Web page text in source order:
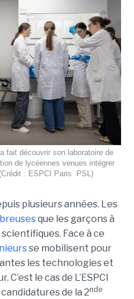
a fait découvrir son laboratoire de
de lycéennes venues intégrer
: ESPCI Paris  PSL)
plusieurs années. Les
que les garçons à
Face à ce
se mobilisent pour
les technologies et
le cas de L’ESPCI
de la 2nde